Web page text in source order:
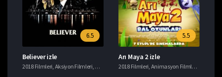
, Tavsiye Filmler
6.5
Believer izle
2018 Filmleri Aksiyon Filmleri Gerilim Filmleri,Suç Filmleri
5.5
Arı Maya 2 izle
2018 Filmleri Animasyon Filmleri